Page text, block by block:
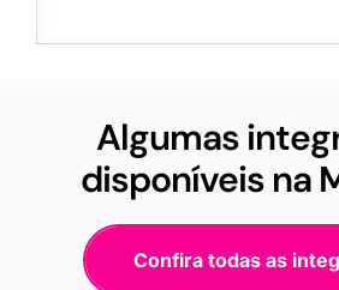
Algumas
disponíveis na
Confira todas as